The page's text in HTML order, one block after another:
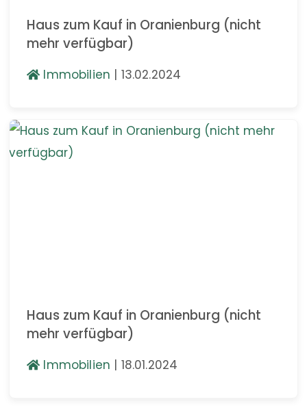
Haus zum Kauf in Oranienburg (nicht
mehr verfügbar)
Immobilien | 13.02.2024
Haus zum Kauf in Oranienburg (nicht
mehr verfügbar)
Immobilien | 18.01.2024